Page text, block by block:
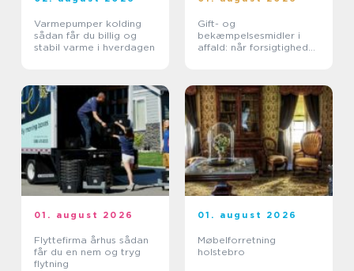
Varmepumper kolding
sådan får du billig og
stabil varme i hverdagen
Gift- og
bekæmpelsesmidler i
affald: når forsigtighed
01. august 2026
Flyttefirma århus sådan
får du en nem og tryg
flytning
01. august 2026
Møbelforretning
holstebro